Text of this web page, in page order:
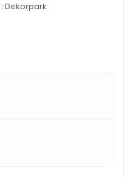
Dekorpark